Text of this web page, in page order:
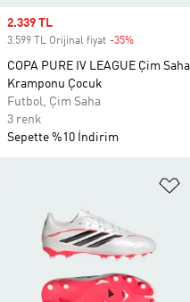
Sale price
2.339 TL
3.599 TL Orijinal fiyat -35%
COPA PURE IV LEAGUE Çim Saha
Kramponu Çocuk
Futbol, Çim Saha
3 renk
Sepette %10 İndirim